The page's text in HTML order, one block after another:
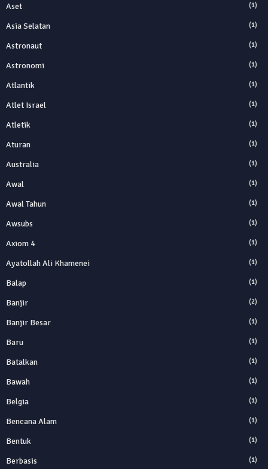
Aset (1)
Asia Selatan (1)
Astronaut (1)
Astronomi (1)
Atlantik (1)
Atlet Israel (1)
Atletik (1)
Aturan (1)
Australia (1)
Awal (1)
Awal Tahun (1)
Awsubs (1)
Axiom 4 (1)
Ayatollah Ali Khamenei (1)
Balap (1)
Banjir (2)
Banjir Besar (1)
Baru (1)
Batalkan (1)
Bawah (1)
Belgia (1)
Bencana Alam (1)
Bentuk (1)
Berbasis (1)